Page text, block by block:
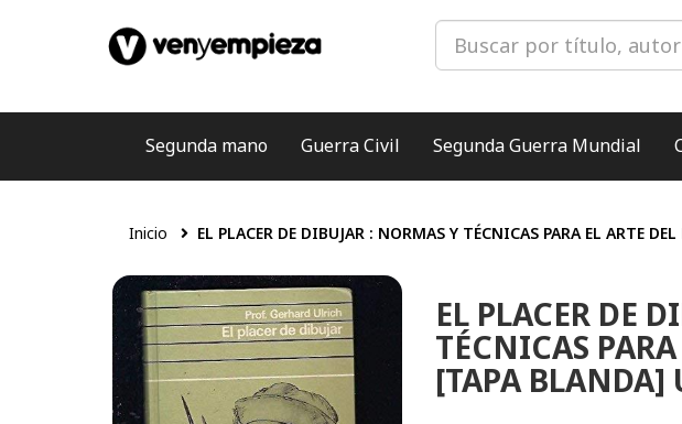
Segunda mano Guerra Civil Segunda Guerra Mundial
Inicio EL PLACER DE DIBUJAR : NORMAS Y TÉCNICAS PARA EL ARTE
EL PLACER DE
TÉCNICAS
[TAPA BLANDA]